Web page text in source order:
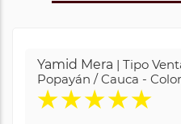
Yamid Mera | Tipo
Popayán / Cauca -
★★★★★